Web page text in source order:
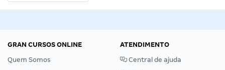
GRAN CURSOS ONLINE
Quem Somos
ATENDIMENTO
Central de ajuda